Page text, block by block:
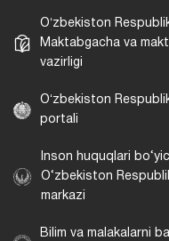
Oʻzbekiston
Maktabgacha va
vazirligi
Oʻzbekiston
portali
Inson huquqlari
O‘zbekiston
markazi
Bilim va malakalarni